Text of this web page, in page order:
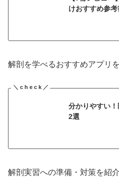
けおすすめ参考
解剖を学べるおすすめアプリを
分かりやすい
2選
解剖実習への準備・対策を紹介